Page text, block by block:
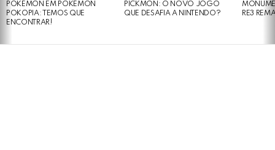
POKÉMON EM POKÉMON
POKOPIA: TEMOS QUE
ENCONTRAR!
PICKMON: O NOVO JOGO
QUE DESAFIA A NINTENDO?
RE3